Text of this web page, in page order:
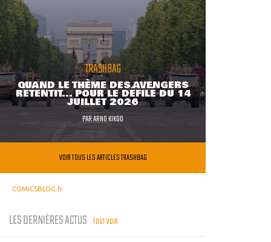
TRASHBAG
QUAND LE THÈME DES AVENGERS
RETENTIT... POUR LE DÉFILÉ DU 14
JUILLET 2026
PARARNO KIKOO
VOIR TOUS LES ARTICLES TRASHBAG
COMICSBLOG.fr
LES DERNIÈRES ACTUS TOUT VOIR